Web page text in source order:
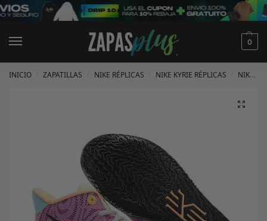
0
INICIO ZAPATILLAS NIKE RÉPLICAS NIKE KYRIE RÉPLICAS NIKE KYRIE 7 RÉPLICAS